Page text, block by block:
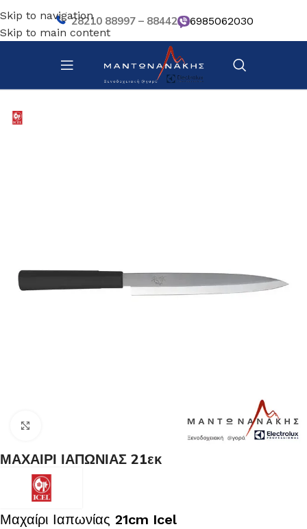
Skip to navigation
Skip to main content
28210 88997 – 88442 6985062030
Αρχική σελίδα/ Μαχαίρια
ΜΑΧΑΙΡΙ ΙΑΠΩΝΙΑΣ 21εκ
Μαχαίρι Ιαπωνίας 21cm Icel